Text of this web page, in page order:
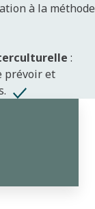
à la méthode
:
prévoir et